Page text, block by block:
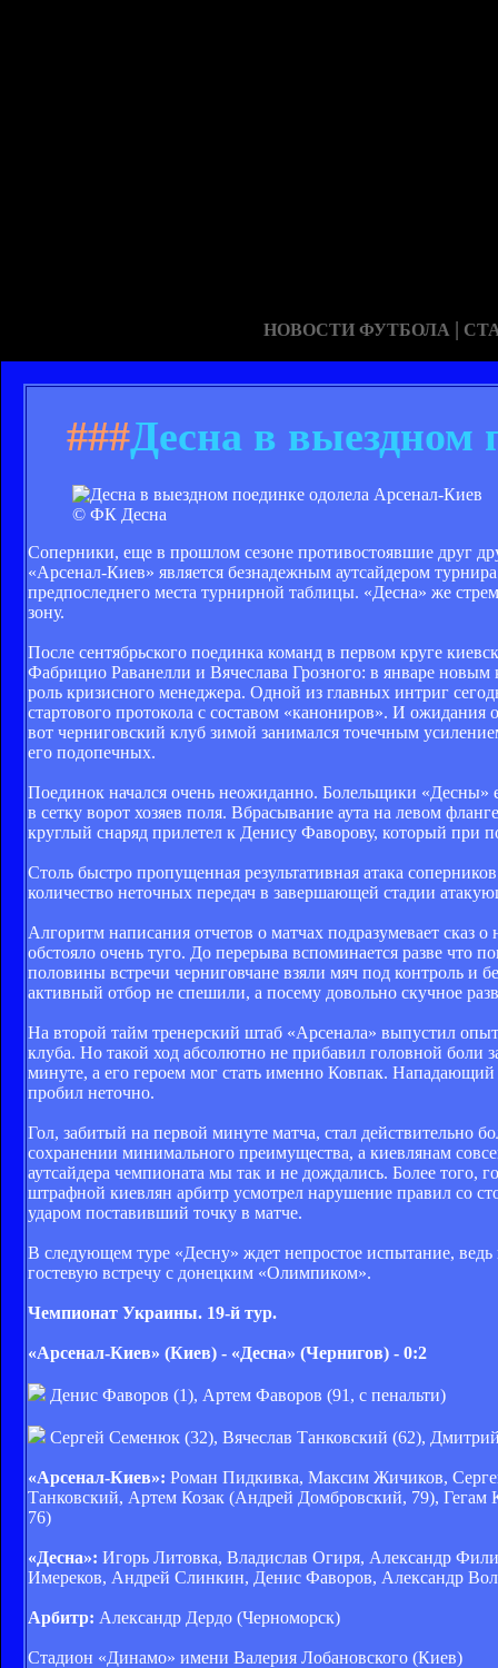
НОВОСТИ ФУТБОЛА |
###Десна в выездном
© ФК Десна
Соперники, еще в прошлом сезоне противостоявшие друг
«Арсенал-Киев» является безнадежным аутсайдером
предпоследнего места турнирной таблицы. «Десна» же
зону.
После сентябрьского поединка команд в первом круге
Фабрицио Раванелли и Вячеслава Грозного: в январе
роль кризисного менеджера. Одной из главных интриг
стартового протокола с составом «канониров». И
вот черниговский клуб зимой занимался точечным
его подопечных.
Поединок начался очень неожиданно. Болельщики «Десны»
в сетку ворот хозяев поля. Вбрасывание аута на левом
круглый снаряд прилетел к Денису Фаворову, который при
Столь быстро пропущенная результативная атака
количество неточных передач в завершающей стадии
Алгоритм написания отчетов о матчах подразумевает сказ
обстояло очень туго. До перерыва вспоминается разве что
половины встречи черниговчане взяли мяч под контроль и
активный отбор не спешили, а посему довольно скучное
На второй тайм тренерский штаб «Арсенала» выпустил
клуба. Но такой ход абсолютно не прибавил головной боли
минуте, а его героем мог стать именно Ковпак. Нападающий
пробил неточно.
Гол, забитый на первой минуте матча, стал действительно
сохранении минимального преимущества, а киевлянам
аутсайдера чемпионата мы так и не дождались. Более того,
штрафной киевлян арбитр усмотрел нарушение правил со
ударом поставивший точку в матче.
В следующем туре «Десну» ждет непростое испытание,
гостевую встречу с донецким «Олимпиком».
Чемпионат Украины. 19-й тур.
«Арсенал-Киев» (Киев) - «Десна» (Чернигов) - 0:2
Денис Фаворов (1), Артем Фаворов (91, с пенальти)
Сергей Семенюк (32), Вячеслав Танковский (62),
«Арсенал-Киев»: Роман Пидкивка, Максим Жичиков,
Танковский, Артем Козак (Андрей Домбровский, 79),
76)
«Десна»: Игорь Литовка, Владислав Огиря, Aлександр
Имереков, Андрей Слинкин, Денис Фаворов, Aлександр
Арбитр: Александр Дердо (Черноморск)
Стадион «Динамо» имени Валерия Лобановского (Киев)